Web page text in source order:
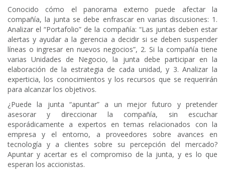
Conocido cómo el panorama externo puede afectar la
compañía, la junta se debe enfrascar en varias discusiones: 1.
Analizar el “Portafolio” de la compañía: “Las juntas deben estar
alertas y ayudar a la gerencia a decidir si se deben suspender
líneas o ingresar en nuevos negocios”, 2. Si la compañía tiene
varias Unidades de Negocio, la junta debe participar en la
elaboración de la estrategia de cada unidad, y 3. Analizar la
experticia, los conocimientos y los recursos que se requerirán
para alcanzar los objetivos.
¿Puede la junta “apuntar” a un mejor futuro y pretender
asesorar y direccionar la compañía, sin escuchar
esporádicamente a expertos en temas relacionados con la
empresa y el entorno, a proveedores sobre avances en
tecnología y a clientes sobre su percepción del mercado?
Apuntar y acertar es el compromiso de la junta, y es lo que
esperan los accionistas.